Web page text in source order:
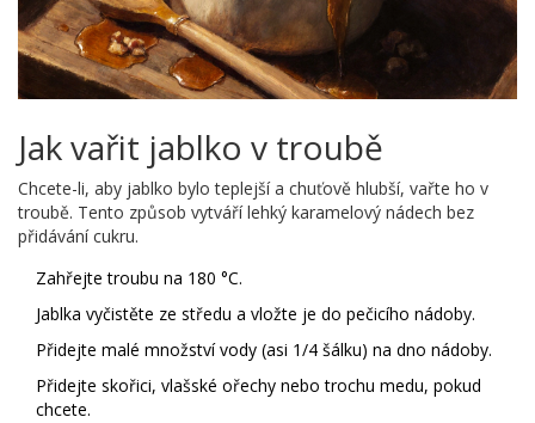
Jak vařit jablko v troubě
Chcete-li, aby jablko bylo teplejší a chuťově hlubší, vařte ho v
troubě. Tento způsob vytváří lehký karamelový nádech bez
přidávání cukru.
Zahřejte troubu na 180 °C.
Jablka vyčistěte ze středu a vložte je do pečicího nádoby.
Přidejte malé množství vody (asi 1/4 šálku) na dno nádoby.
Přidejte skořici, vlašské ořechy nebo trochu medu, pokud
chcete.